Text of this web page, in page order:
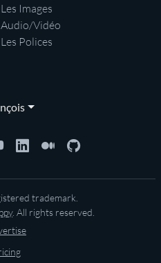
Images
Vidéo
Polices
trademark.
. All rights reserved.